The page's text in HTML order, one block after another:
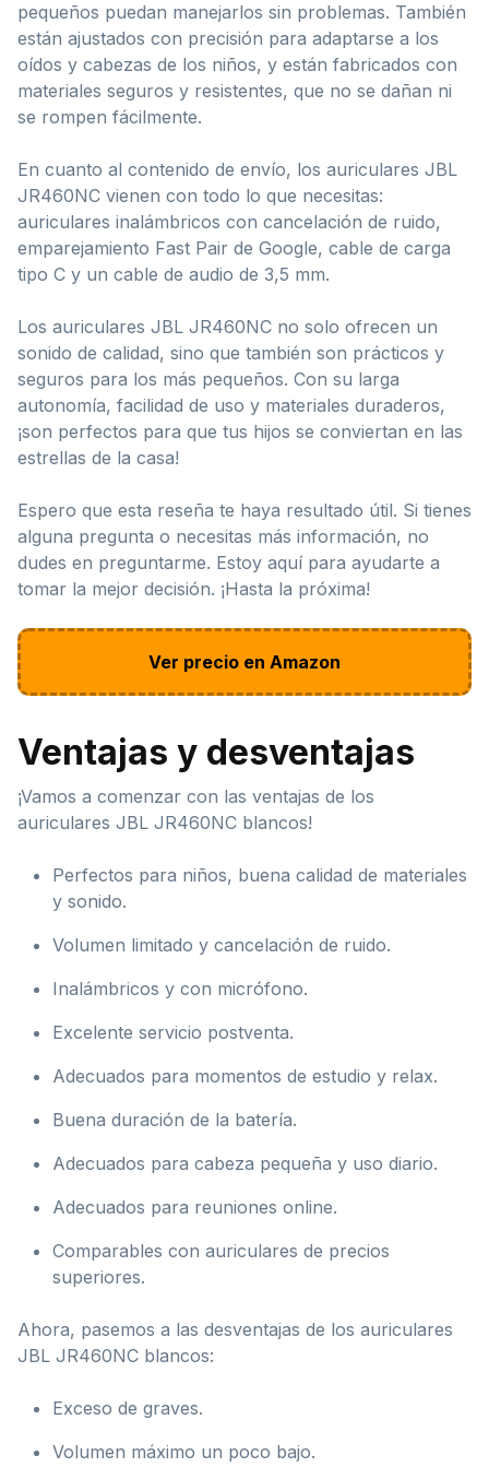
pequeños puedan manejarlos sin problemas. También
están ajustados con precisión para adaptarse a los
oídos y cabezas de los niños, y están fabricados con
materiales seguros y resistentes, que no se dañan ni
se rompen fácilmente.
En cuanto al contenido de envío, los auriculares JBL
JR460NC vienen con todo lo que necesitas:
auriculares inalámbricos con cancelación de ruido,
emparejamiento Fast Pair de Google, cable de carga
tipo C y un cable de audio de 3,5 mm.
Los auriculares JBL JR460NC no solo ofrecen un
sonido de calidad, sino que también son prácticos y
seguros para los más pequeños. Con su larga
autonomía, facilidad de uso y materiales duraderos,
¡son perfectos para que tus hijos se conviertan en las
estrellas de la casa!
Espero que esta reseña te haya resultado útil. Si tienes
alguna pregunta o necesitas más información, no
dudes en preguntarme. Estoy aquí para ayudarte a
tomar la mejor decisión. ¡Hasta la próxima!
Ver precio en Amazon
Ventajas y desventajas
¡Vamos a comenzar con las ventajas de los
auriculares JBL JR460NC blancos!
Perfectos para niños, buena calidad de materiales
y sonido.
Volumen limitado y cancelación de ruido.
Inalámbricos y con micrófono.
Excelente servicio postventa.
Adecuados para momentos de estudio y relax.
Buena duración de la batería.
Adecuados para cabeza pequeña y uso diario.
Adecuados para reuniones online.
Comparables con auriculares de precios
superiores.
Ahora, pasemos a las desventajas de los auriculares
JBL JR460NC blancos:
Exceso de graves.
Volumen máximo un poco bajo.